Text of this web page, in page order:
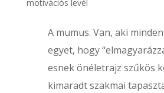
motivációs levél
A mumus. Van, aki
egyet, hogy
esnek önéletrajz szűkös
kimaradt szakmai